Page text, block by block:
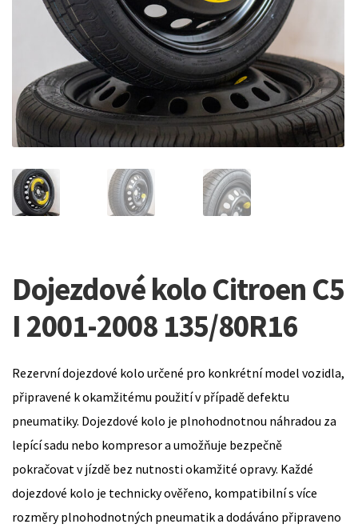
Dojezdové kolo Citroen C5
I 2001-2008 135/80R16
Rezervní dojezdové kolo určené pro konkrétní model vozidla,
připravené k okamžitému použití v případě defektu
pneumatiky. Dojezdové kolo je plnohodnotnou náhradou za
lepící sadu nebo kompresor a umožňuje bezpečně
pokračovat v jízdě bez nutnosti okamžité opravy. Každé
dojezdové kolo je technicky ověřeno, kompatibilní s více
rozměry plnohodnotných pneumatik a dodáváno připraveno